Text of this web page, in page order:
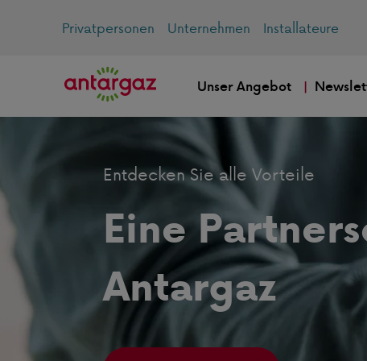
Privatpersonen Unternehmen Installateure
Unser Angebot
Entdecken Sie alle Vorteile
Eine
Antargaz